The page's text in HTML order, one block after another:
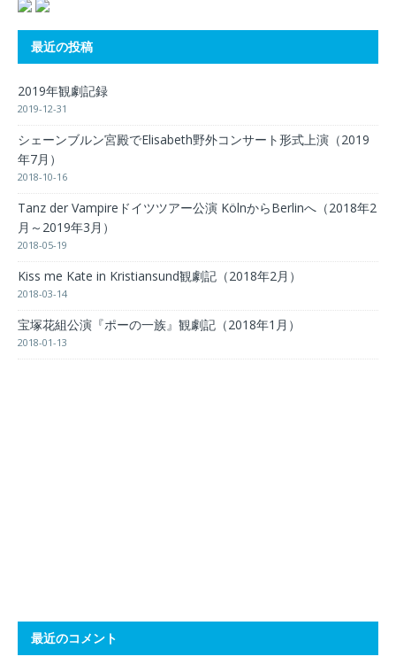
最近の投稿
2019年観劇記録
2019-12-31
シェーンブルン宮殿でElisabeth野外コンサート形式上演（2019
年7月）
2018-10-16
Tanz der Vampireドイツツアー公演 KölnからBerlinへ（2018年2
月～2019年3月）
2018-05-19
Kiss me Kate in Kristiansund観劇記（2018年2月）
2018-03-14
宝塚花組公演『ポーの一族』観劇記（2018年1月）
2018-01-13
最近のコメント